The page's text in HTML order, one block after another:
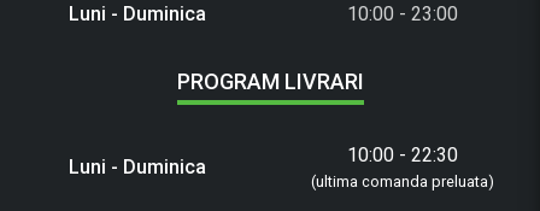
Luni - Duminica 10:00 - 23:00
PROGRAM LIVRARI
Luni - Duminica 10:00 - 22:30
(ultima comanda preluata)